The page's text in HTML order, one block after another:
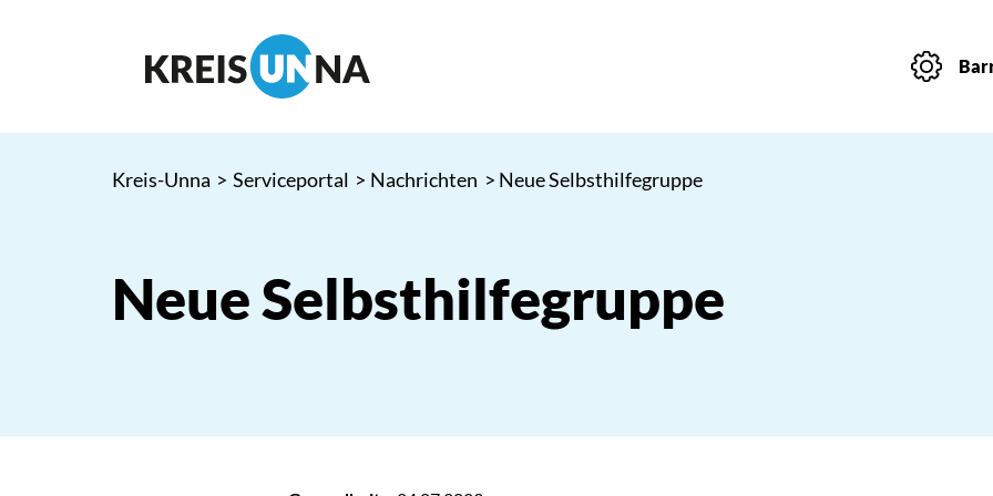
Kreis-Unna > Serviceportal > Nachrichten > Neue Selbsthilfegruppe
Neue Selbsthilfegruppe